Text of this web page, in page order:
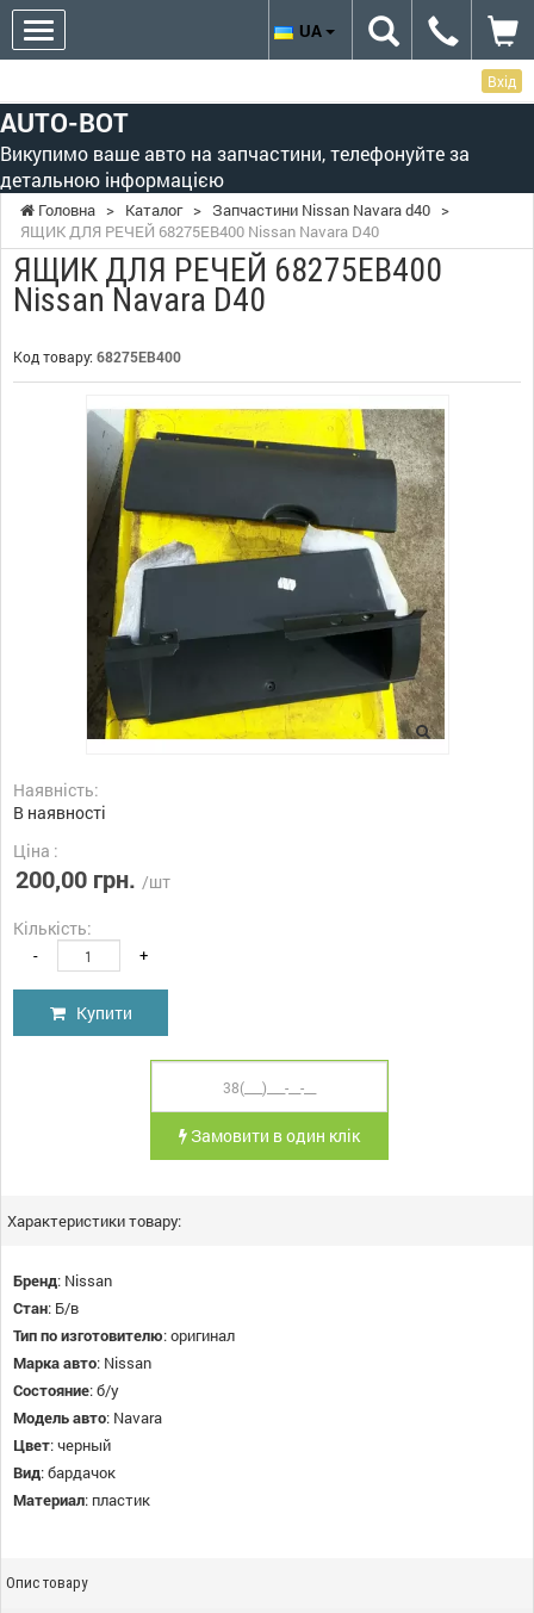
Вхід
AUTO-BOT
Викупимо ваше авто на запчастини, телефонуйте за
детальною інформацією
UA
Головна > Каталог > Запчастини Nissan Navara d40 >
ЯЩИК ДЛЯ РЕЧЕЙ 68275EB400 Nissan Navara D40
ЯЩИК ДЛЯ РЕЧЕЙ 68275EB400
Nissan Navara D40
Код товару: 68275EB400
Наявність:
В наявності
Ціна :
200,00 грн. /шт
Кількість:
- +
Купити
Замовити в один клік
Характеристики товару:
Бренд: Nissan
Стан: Б/в
Тип по изготовителю:оригинал
Марка авто: Nissan
Состояние:б/у
Модель авто: Navara
Цвет:черный
Вид:бардачок
Материал: пластик
Опис товару